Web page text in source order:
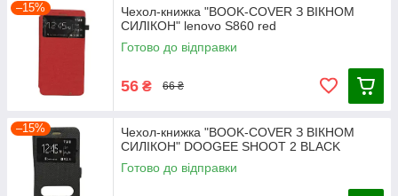
–15%
Чехол-книжка "BOOK-COVER З ВІКНОМ
СИЛІКОН" lenovo S860 red
Готово до відправки
56 ₴ 66 ₴
–15%
Чехол-книжка "BOOK-COVER З ВІКНОМ
СИЛІКОН" DOOGEE SHOOT 2 BLACK
Готово до відправки